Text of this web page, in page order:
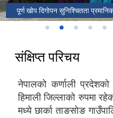
पूर्ण खोप दिगोपन सुनिश्चितता
आ.व.२०८१।०८२को उत्कृष्ट कर्मचारी
विश्वको सर्वाधिक उचाईमा रहेको मानब
जिल्ला कार्यालय संगको संयुक्त
वडा नं. ४ कागकोट गाउँ ।
१२ औ गाउँसभामा २०८०-०३-१०
सार्वजनिक सुनुवाई कार्यक्रम-२०८१
अभिमुखीकरण सम्पूर्ण वडाहरुमा
एकिकृत घुम्ती सेवा
Signing November 21-2024
२०८१)
सार्वजनिक सुनुवाई कार्यक्रम-२०८२
गाउँ सभाको १६ ‍‌औं अधिवेशन
संक्षिप्त परिचय
नेपालको कर्णाली
हिमाली जिल्लाको रुपमा
मध्ये छार्का ताङसोङ